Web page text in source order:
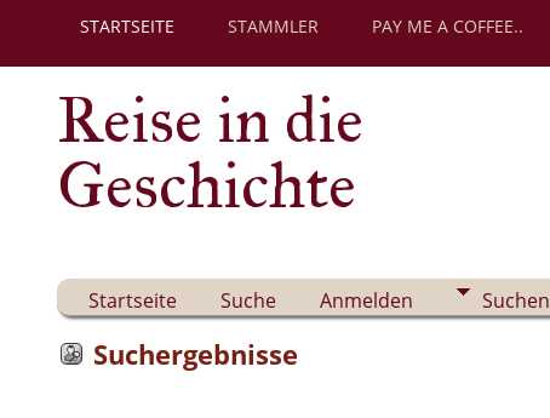
STARTSEITE STAMMLER PAY ME A COFFEE..
Reise in die
Geschichte
Startseite Suche Anmelden Suchen
Suchergebnisse